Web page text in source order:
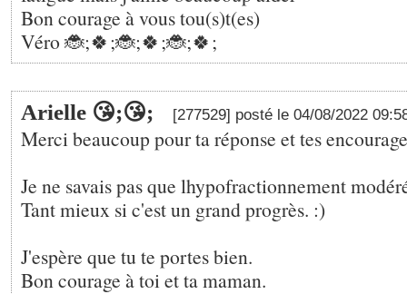
Bon courage à vous tou(s)t(es)
Véro 🐞;🍀;🐞;🍀;🐞;🍀;
Arielle 😘;😘; [277529] posté le 04/08/2022
Merci beaucoup pour ta réponse et tes
Je ne savais pas que lhypofractionnement
Tant mieux si c'est un grand progrès. :)
J'espère que tu te portes bien.
Bon courage à toi et ta maman.